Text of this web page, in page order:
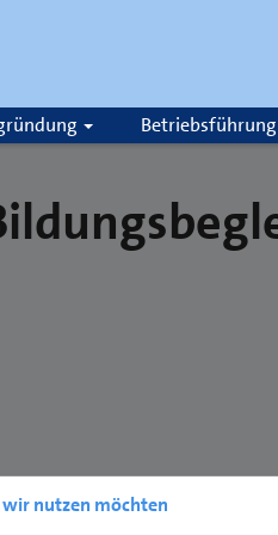
Betriebsführung
nutzen möchten